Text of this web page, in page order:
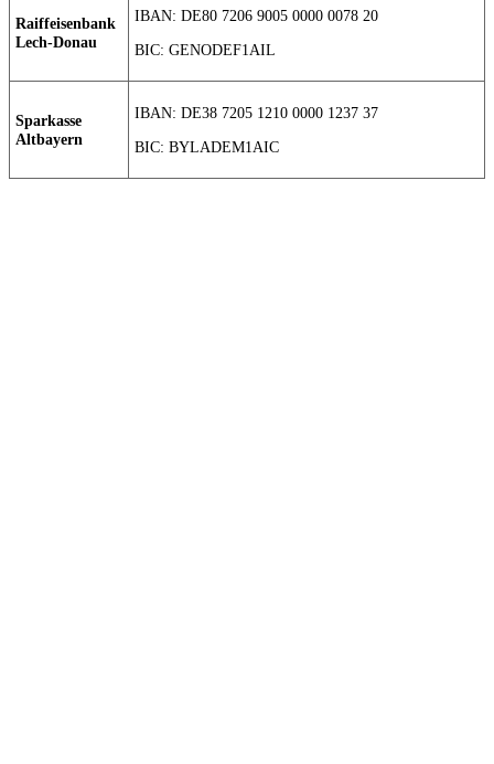
Raiffeisenbank
Lech-Donau
IBAN: DE80 7206 9005 0000 0078 20
BIC: GENODEF1AIL
Sparkasse
Altbayern
IBAN: DE38 7205 1210 0000 1237 37
BIC: BYLADEM1AIC